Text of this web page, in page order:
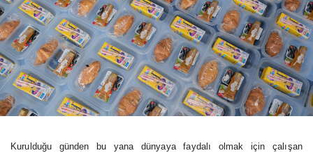
Kurulduğu günden bu yana dünyaya faydalı olmak için çalışan